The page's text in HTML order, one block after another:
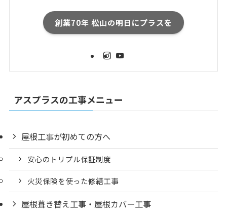
創業70年 松山の明日にプラスを
アスプラスの工事メニュー
屋根工事が初めての方へ
安心のトリプル保証制度
火災保険を使った修繕工事
屋根葺き替え工事・屋根カバー工事